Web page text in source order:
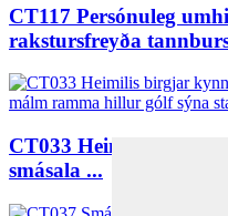
CT117 Persónuleg
rakstursfreyða
CT033 Heimilis birgjar
smásala ...